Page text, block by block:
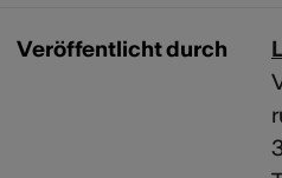
Veröffentlicht durch